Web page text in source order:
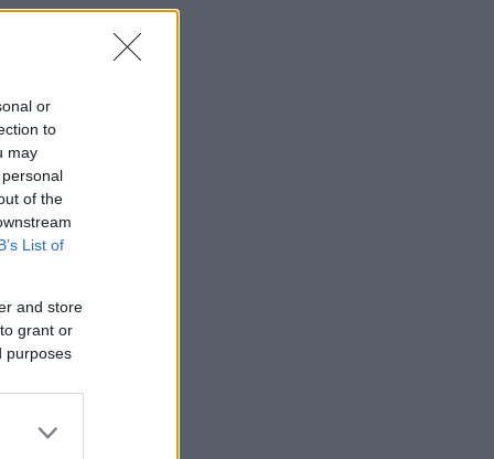
or
to
may
of the
List of
and store
grant or
purposes